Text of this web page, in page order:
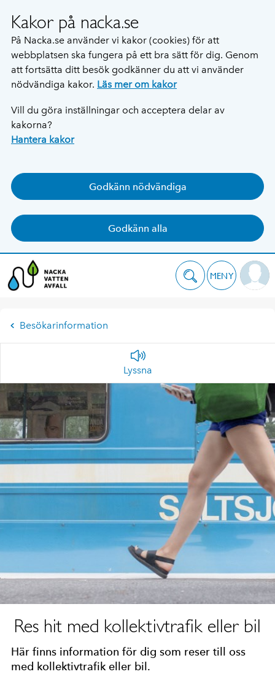
Kakor på nacka.se
På Nacka.se använder vi kakor (cookies) för att
webbplatsen ska fungera på ett bra sätt för dig. Genom
att fortsätta ditt besök godkänner du att vi använder
nödvändiga kakor. Läs mer om kakor
Vill du göra inställningar och acceptera delar av
kakorna?
Hantera kakor
Godkänn nödvändiga
Godkänn alla
MENY
Besökarinformation
Lyssna
Res hit med kollektivtrafik eller bil
Här finns information för dig som reser till oss
med kollektivtrafik eller bil.